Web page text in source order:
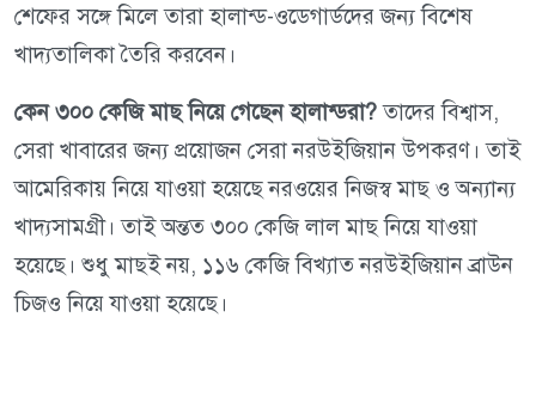
শেফের সঙ্গে মিলে তারা হালান্ড-ওডেগার্ডদের জন্য বিশেষ
খাদ্যতালিকা তৈরি করবেন।
কেন ৩০০ কেজি মাছ নিয়ে গেছেন হালান্ডরা?তাদের বিশ্বাস,
সেরা খাবারের জন্য প্রয়োজন সেরা নরউইজিয়ান উপকরণ। তাই
আমেরিকায় নিয়ে যাওয়া হয়েছে নরওয়ের নিজস্ব মাছ ও অন্যান্য
খাদ্যসামগ্রী। তাই অন্তত ৩০০ কেজি লাল মাছ নিয়ে যাওয়া
হয়েছে। শুধু মাছই নয়, ১১৬ কেজি বিখ্যাত নরউইজিয়ান ব্রাউন
চিজও নিয়ে যাওয়া হয়েছে।